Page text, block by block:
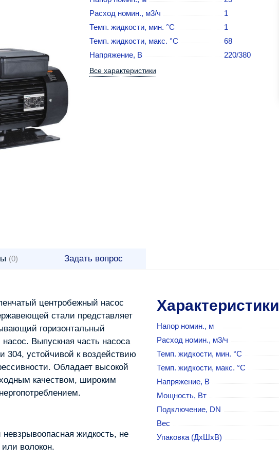
Расход номин., м3/ч
1
Темп. жидкости, мин. °C
1
Темп. жидкости, макс. °C
68
Напряжение, В
220/380
Все характеристики
(0) Задать вопрос
центробежный насос
стали представляет
горизонтальный
Выпускная часть насоса
304, устойчивой к воздействию
Обладает высокой
качеством, широким
жидкость, не
волокон.
Характеристики
Напор номин., м
Расход номин., м3/ч
Темп. жидкости, мин. °C
Темп. жидкости, макс. °C
Напряжение, В
Мощность, Вт
Подключение, DN
Вес
Упаковка (ДхШхВ)